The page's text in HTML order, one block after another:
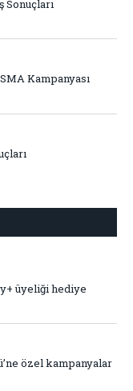
Sonuçları
Kampanyası
üyeliği hediye
özel kampanyalar